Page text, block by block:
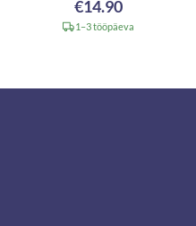
€14.90
1–3 tööpäeva